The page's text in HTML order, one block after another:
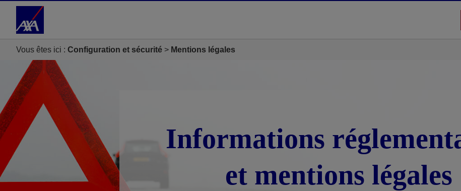
Accéder au Contenu
Vous êtes ici : Configuration et sécurité Mentions légales
Informations
et mentions légales